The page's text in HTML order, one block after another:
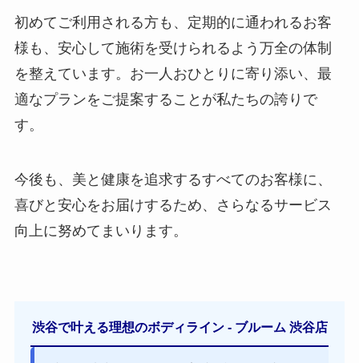
初めてご利用される方も、定期的に通われるお客
様も、安心して施術を受けられるよう万全の体制
を整えています。お一人おひとりに寄り添い、最
適なプランをご提案することが私たちの誇りで
す。
今後も、美と健康を追求するすべてのお客様に、
喜びと安心をお届けするため、さらなるサービス
向上に努めてまいります。
渋谷で叶える理想のボディライン - ブルーム 渋谷店